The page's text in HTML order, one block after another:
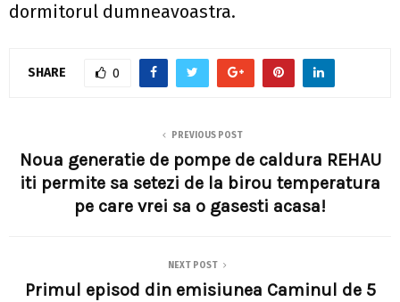
dormitorul dumneavoastra.
SHARE 0
PREVIOUS POST
Noua generatie de pompe de caldura REHAU
iti permite sa setezi de la birou temperatura
pe care vrei sa o gasesti acasa!
NEXT POST
Primul episod din emisiunea Caminul de 5